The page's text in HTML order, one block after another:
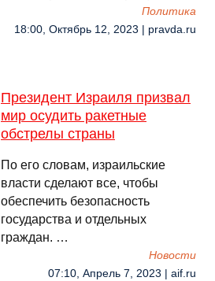
Политика
18:00, Октябрь 12, 2023 | pravda.ru
Президент Израиля призвал
мир осудить ракетные
обстрелы страны
По его словам, израильские
власти сделают все, чтобы
обеспечить безопасность
государства и отдельных
граждан. …
Новости
07:10, Апрель 7, 2023 | aif.ru